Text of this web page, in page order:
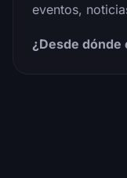
eventos,
¿Desde dónde